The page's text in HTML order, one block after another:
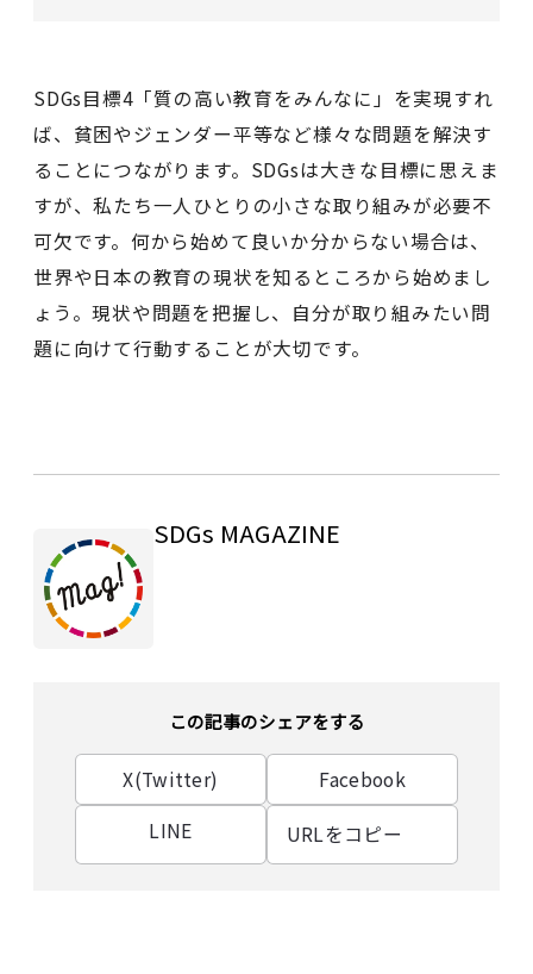
SDGs目標4「質の高い教育をみんなに」を実現すれ
ば、貧困やジェンダー平等など様々な問題を解決す
ることにつながります。SDGsは大きな目標に思えま
すが、私たち一人ひとりの小さな取り組みが必要不
可欠です。何から始めて良いか分からない場合は、
世界や日本の教育の現状を知るところから始めまし
ょう。現状や問題を把握し、自分が取り組みたい問
題に向けて行動することが大切です。
SDGs MAGAZINE
この記事のシェアをする
X(Twitter)
Facebook
LINE
URLをコピー